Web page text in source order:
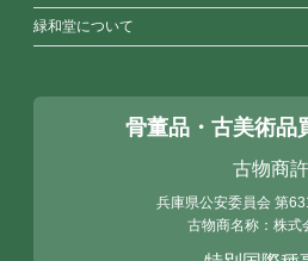
緑和堂について
骨董品・古美術品
古物商
兵庫県公安委員会 第
古物商名称：株式